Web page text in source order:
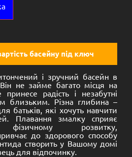
басейну під ключ
і зручний басейн в
не займе багато місця на
радість і незабутні
близьким. Різна глибина –
батьків, які хочуть навчити
Плавання змалку сприяє
фізичному розвитку,
до здорового способу
створить у Вашому домі
для відпочинку.